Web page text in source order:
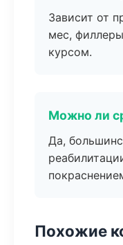
Зависит от
мес,
курсом.
Можно ли
Да,
Похожие